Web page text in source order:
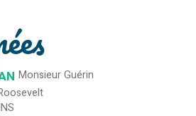
Monsieur Guérin